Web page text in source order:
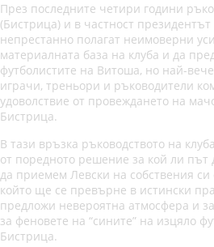
През последните четири години
(Бистрица) и в частност
непрестанно полагат неимоверни
материалната база на клуба и да
футболистите на Витоша, но най-
играчи, треньори и ръководители
удоволствие от провеждането на
Бистрица.
В тази връзка ръководството на
от поредното решение за кой ли
да приемем Левски на собствения си
който ще се превърне в истински
предложи невероятна атмосфера и
за феновете на “сините” на изцяло
Бистрица.